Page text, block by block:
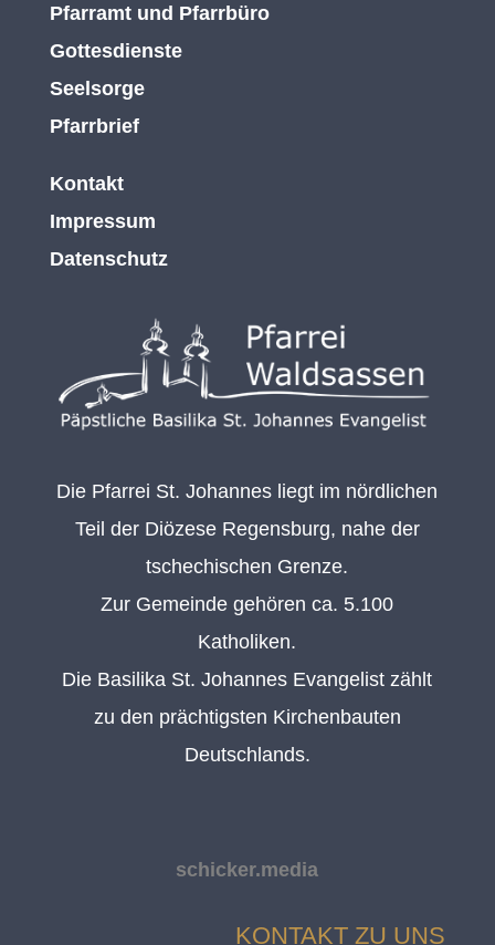
Pfarramt und Pfarrbüro
Gottesdienste
Seelsorge
Pfarrbrief
Kontakt
Impressum
Datenschutz
Die Pfarrei St. Johannes liegt im nördlichen
Teil der Diözese Regensburg, nahe der
tschechischen Grenze.
Zur Gemeinde gehören ca. 5.100
Katholiken.
Die Basilika St. Johannes Evangelist zählt
zu den prächtigsten Kirchenbauten
Deutschlands.
schicker.media
KONTAKT ZU UNS